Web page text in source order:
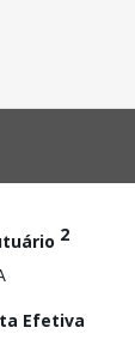
2
Efetiva